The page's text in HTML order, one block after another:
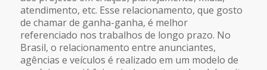
atendimento, etc. Esse relacionamento, que gosto
de chamar de ganha-ganha, é melhor
referenciado nos trabalhos de longo prazo. No
Brasil, o relacionamento entre anunciantes,
agências e veículos é realizado em um modelo de